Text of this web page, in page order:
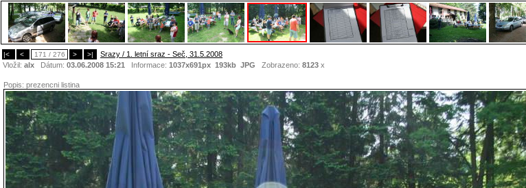
|< < 171 / 276 > >|
Srazy / 1. letní sraz - Seč, 31.5.2008
Vložil: alx Dátum: 03.06.2008 15:21 Informace: 1037x691px 193kb JPG Zobrazeno: 8123 x
Popis: prezencni listina